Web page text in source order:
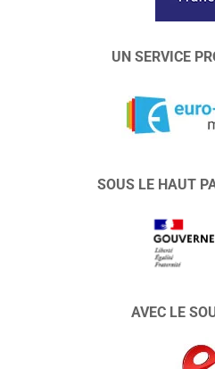
UN SERVICE
SOUS LE HAUT
AVEC LE